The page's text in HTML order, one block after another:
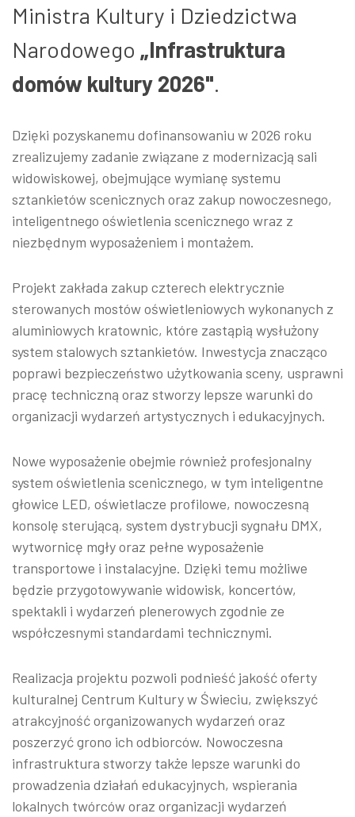
Ministra Kultury i Dziedzictwa
Narodowego „Infrastruktura
domów kultury 2026".
Dzięki pozyskanemu dofinansowaniu w 2026 roku
zrealizujemy zadanie związane z modernizacją sali
widowiskowej, obejmujące wymianę systemu
sztankietów scenicznych oraz zakup nowoczesnego,
inteligentnego oświetlenia scenicznego wraz z
niezbędnym wyposażeniem i montażem.
Projekt zakłada zakup czterech elektrycznie
sterowanych mostów oświetleniowych wykonanych z
aluminiowych kratownic, które zastąpią wysłużony
system stalowych sztankietów. Inwestycja znacząco
poprawi bezpieczeństwo użytkowania sceny, usprawni
pracę techniczną oraz stworzy lepsze warunki do
organizacji wydarzeń artystycznych i edukacyjnych.
Nowe wyposażenie obejmie również profesjonalny
system oświetlenia scenicznego, w tym inteligentne
głowice LED, oświetlacze profilowe, nowoczesną
konsolę sterującą, system dystrybucji sygnału DMX,
wytwornicę mgły oraz pełne wyposażenie
transportowe i instalacyjne. Dzięki temu możliwe
będzie przygotowywanie widowisk, koncertów,
spektakli i wydarzeń plenerowych zgodnie ze
współczesnymi standardami technicznymi.
Realizacja projektu pozwoli podnieść jakość oferty
kulturalnej Centrum Kultury w Świeciu, zwiększyć
atrakcyjność organizowanych wydarzeń oraz
poszerzyć grono ich odbiorców. Nowoczesna
infrastruktura stworzy także lepsze warunki do
prowadzenia działań edukacyjnych, wspierania
lokalnych twórców oraz organizacji wydarzeń